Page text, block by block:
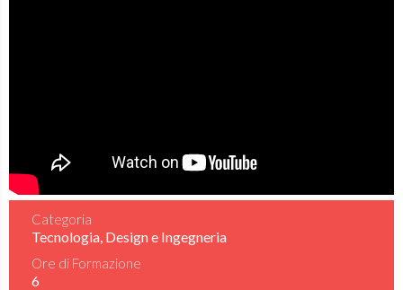
Categoria
Tecnologia, Design e Ingegneria
Ore di Formazione
6